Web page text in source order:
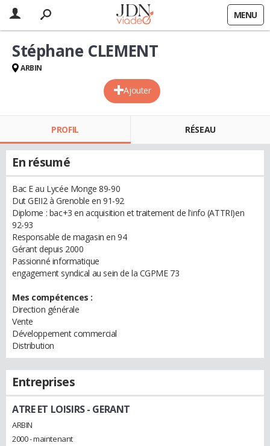
MENU
Ajouter
Stéphane CLEMENT
ARBIN
PROFIL RÉSEAU
En résumé
Bac E au Lycée Monge 89-90
Dut GEII2 à Grenoble en 91-92
Diplome : bac+3 en acquisition et traitement de l'info (ATTRI)en
92-93
Responsable de magasin en 94
Gérant depuis 2000
Passionné informatique
engagement syndical au sein de la CGPME 73
Mes compétences :
Direction générale
Vente
Développement commercial
Distribution
Entreprises
ATRE ET LOISIRS- GERANT
ARBIN
2000 - maintenant